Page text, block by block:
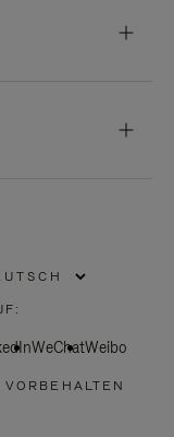
WeChatWeibo